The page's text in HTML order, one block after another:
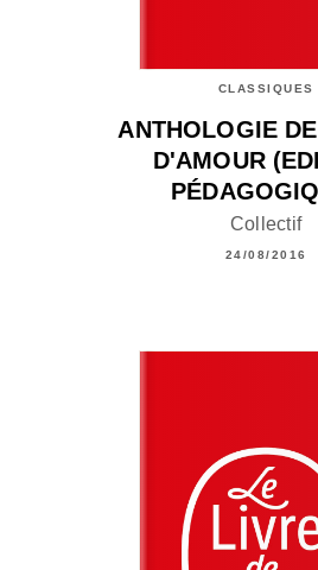
CLASSIQUES
ANTHOLOGIE
D'AMOUR
Collectif
24/08/2016